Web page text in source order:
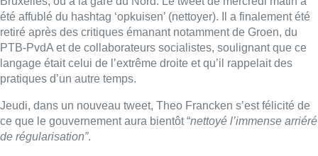
été affublé du hashtag ‘opkuisen’ (nettoyer). Il a finalement été
retiré après des critiques émanant notamment de Groen, du
PTB-PvdA et de collaborateurs socialistes, soulignant que ce
langage était celui de l’extrême droite et qu’il rappelait des
pratiques d’un autre temps.
Jeudi, dans un nouveau tweet, Theo Francken s’est félicité de
ce que le gouvernement aura bientôt “nettoyé l’immense arriéré
de régularisation”.